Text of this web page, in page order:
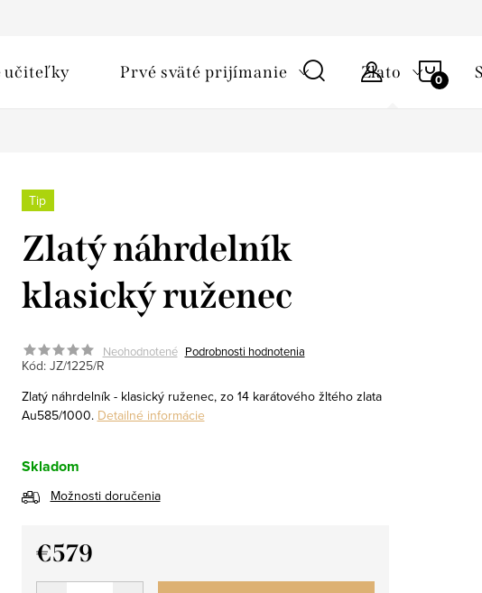
učiteľky Prvé sväté prijímanie Zlato
Tip
Zlatý náhrdelník
klasický ruženec
Neohodnotené Podrobnosti hodnotenia
Kód: JZ/1225/R
Zlatý náhrdelník - klasický ruženec, zo 14 karátového žltého zlata
Au585/1000. Detailné informácie
Skladom
Možnosti doručenia
€579
Jednotková